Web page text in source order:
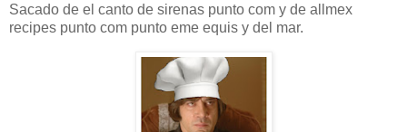
Sacado de el canto de sirenas punto com y de allmex
recipes punto com punto eme equis y del mar.